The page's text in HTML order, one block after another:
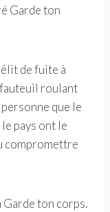
Garde ton
de fuite à
fauteuil roulant
que le
pays ont le
compromettre
ton corps.